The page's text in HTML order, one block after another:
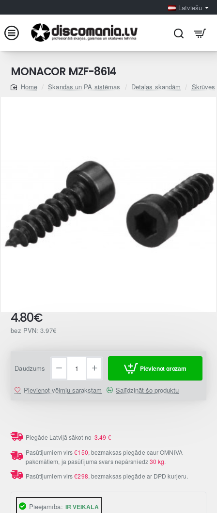
Latviešu
MONACOR MZF-8614
home
Skandas un PA sistēmas Detaļas skandām Skrūves
Pieejamība: IR VEIKALĀ
4.80€
bez PVN: 3.97€
Daudzums Pievienot grozam
Pievienot vēlmju sarakstam Salīdzināt šo produktu
Piegāde Latvijā sākot no3.49 €
Pasūtījumiem virs€150, bezmaksas piegāde caur OMNIVA
pakomātiem, ja pasūtījuma svars nepārsniedz30 kg.
Pasūtījumiem virs€298, bezmaksas piegāde ar DPD kurjeru.